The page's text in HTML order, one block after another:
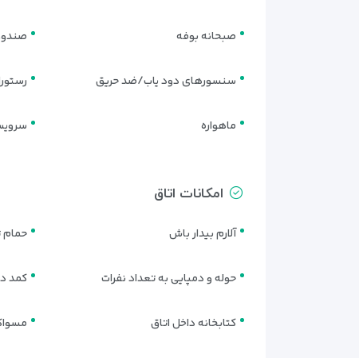
اتاق دبل استاندارد با یک تخت کینگ یا دو تخت
فراهم می‌کند.
صبحانه بوفه
سنسورهای دود یاب/ضد حریق
ماهواره
امکانات اتاق
آلارم بیدار باش حمام
حوله و دمپایی به تعداد نفرات کمد
کتابخانه داخل اتاق